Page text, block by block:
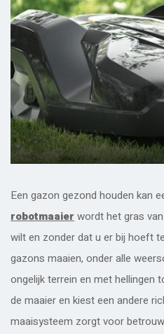
Een gazon gezond houden kan
robotmaaier wordt het gras
wilt en zonder dat u er bij hoeft
gazons maaien, onder alle
ongelijk terrein en met hellingen
de maaier en kiest een andere
maaisysteem zorgt voor